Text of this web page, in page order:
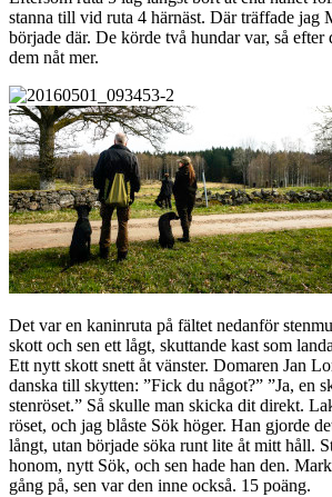
stanna till vid ruta 4 härnäst. Där träffade jag
började där. De körde två hundar var, så efter
dem nåt mer.
Det var en kaninruta på fältet nedanför
skott och sen ett lågt, skuttande kast som
Ett nytt skott snett åt vänster. Domaren Jan
danska till skytten: ”Fick du något?” ”Ja, en
stenröset.” Så skulle man skicka dit direkt.
röset, och jag blåste Sök höger. Han gjorde
långt, utan började söka runt lite åt mitt håll.
honom, nytt Sök, och sen hade han den.
gång på, sen var den inne också. 15 poäng.